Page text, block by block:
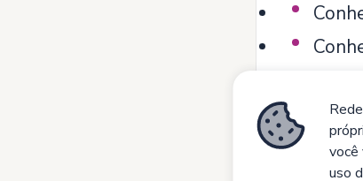
Proatividade
você
uso